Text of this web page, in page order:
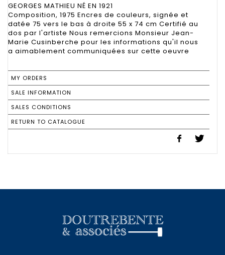
GEORGES MATHIEU NÉ EN 1921
Composition, 1975 Encres de couleurs, signée et
datée 75 vers le bas à droite 55 x 74 cm Certifié au
dos par l'artiste Nous remercions Monsieur Jean-
Marie Cusinberche pour les informations qu'il nous
a aimablement communiquées sur cette oeuvre
MY ORDERS
SALE INFORMATION
SALES CONDITIONS
RETURN TO CATALOGUE